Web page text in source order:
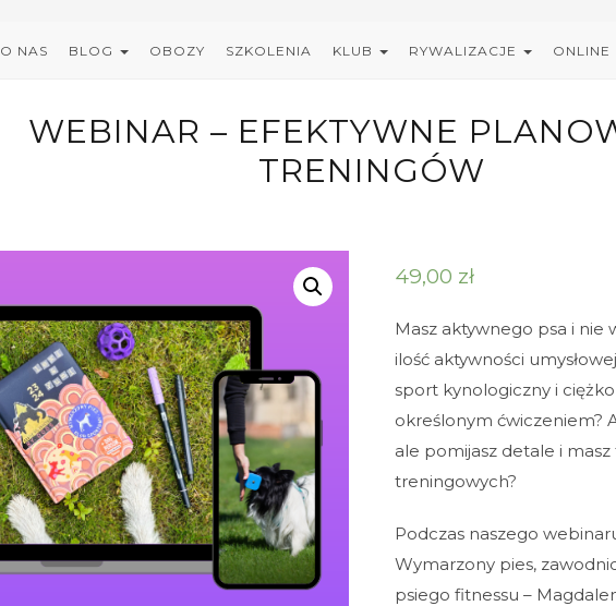
O NAS BLOG OBOZY SZKOLENIA KLUB RYWALIZACJE ONLINE
WEBINAR – EFEKTYWNE
TRENINGÓW
49,00 zł
Masz aktywnego psa i nie
ilość aktywności
sport kynologiczny i
określonym ćwiczeniem?
ale pomijasz detale i
treningowych?
Podczas naszego
Wymarzony pies,
psiego fitnessu –